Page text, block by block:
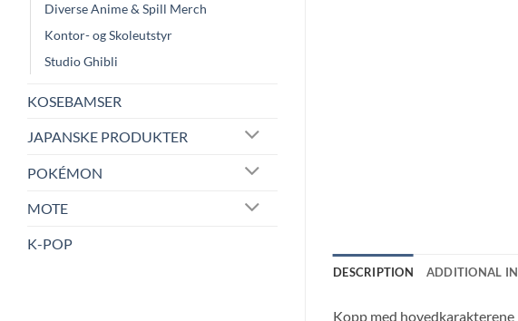
Diverse Anime & Spill Merch
Kontor- og Skoleutstyr
Studio Ghibli
KOSEBAMSER
JAPANSKE PRODUKTER
POKÉMON
MOTE
K-POP
DESCRIPTION ADDITIONAL
Kopp med